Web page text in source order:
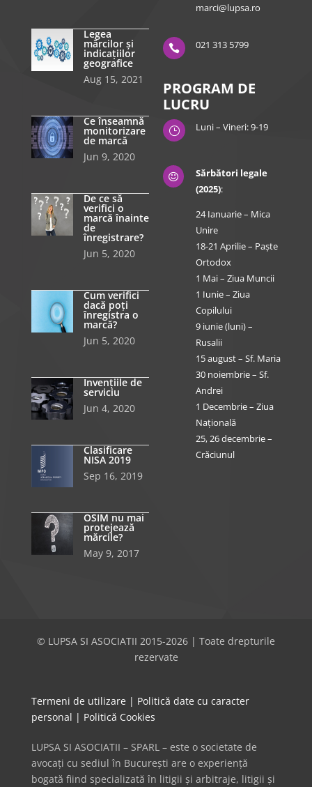
Legea
mărcilor și
indicațiilor
geografice
Aug 15, 2021
Ce înseamnă
monitorizare
de marcă
Jun 9, 2020
De ce să
verifici o
marcă înainte
de
înregistrare?
Jun 5, 2020
Cum verifici
dacă poți
înregistra o
marcă?
Jun 5, 2020
Invențiile de
serviciu
Jun 4, 2020
Clasificare
NISA 2019
Sep 16, 2019
OSIM nu mai
protejează
mărcile?
May 9, 2017
marci@lupsa.ro
 021 313 5799
PROGRAM DE
LUCRU
} Luni – Vineri: 9-19

Sărbători legale
(2025):
24 Ianuarie – Mica
Unire
18-21 Aprilie – Paște
Ortodox
1 Mai – Ziua Muncii
1 Iunie – Ziua
Copilului
9 iunie (luni) –
Rusalii
15 august – Sf. Maria
30 noiembrie – Sf.
Andrei
1 Decembrie – Ziua
Națională
25, 26 decembrie –
Crăciunul
© LUPSA SI ASOCIATII 2015-2026 | Toate drepturile
rezervate
Termeni de utilizare | Politică date cu caracter
personal | Politică Cookies
LUPSA SI ASOCIATII – SPARL – este o societate de
avocați cu sediul în București are o experiență
bogată fiind specializată în litigii și arbitraje, litigii și